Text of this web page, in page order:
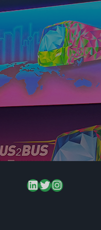
LinkedIn
Twitter
Instagram